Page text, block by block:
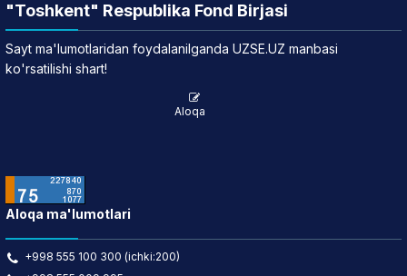
"Toshkent" Respublika Fond Birjasi
Sayt ma'lumotlaridan foydalanilganda UZSE.UZ manbasi
ko'rsatilishi shart!
Aloqa
Aloqa ma'lumotlari
+998 555 100 300 (ichki:200)